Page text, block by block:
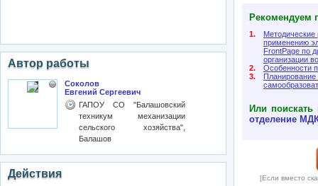
Автор работы
Соколов
Евгений Сергеевич
ГАПОУ СО "Балашовский
техникум механизации
сельского хозяйства",
Балашов
Действия
Рекомендуем
1.
Методические
применению
FrontPage по
организации
2.
Особенности
3.
Или
отделение
[Если вместо